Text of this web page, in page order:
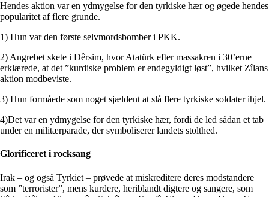
Hendes aktion var en ydmygelse for den tyrkiske hær og øgede hendes
popularitet af flere grunde.
1) Hun var den første selvmordsbomber i PKK.
2) Angrebet skete i Dêrsim, hvor Atatürk efter massakren i 30’erne
erklærede, at det ”kurdiske problem er endegyldigt løst”, hvilket Zîlans
aktion modbeviste.
3) Hun formåede som noget sjældent at slå flere tyrkiske soldater ihjel.
4)Det var en ydmygelse for den tyrkiske hær, fordi de led sådan et tab
under en militærparade, der symboliserer landets stolthed.
Glorificeret i rocksang
Irak – og også Tyrkiet – prøvede at miskreditere deres modstandere
som ”terrorister”, mens kurdere, heriblandt digtere og sangere, som